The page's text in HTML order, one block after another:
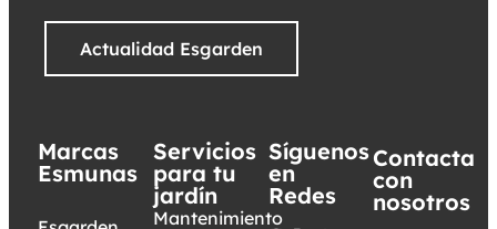
Actualidad Esgarden
Marcas
Esmunas
Servicios
para tu
jardín
Mantenimiento
Síguenos
en
Redes
Contacta
con
nosotros